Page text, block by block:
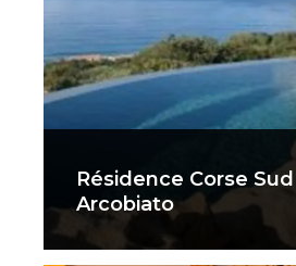
Résidence Corse
Arcobiato